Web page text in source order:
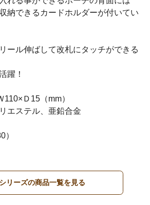
納できるカードホルダーが付いてい
ール伸ばして改札にタッチができる
躍！
Ｄ15（mm）
エステル、亜鉛合金
）
リーズの商品一覧を見る